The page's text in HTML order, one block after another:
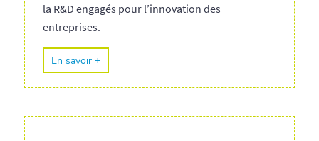
la R&D engagés pour l’innovation des
entreprises.
En savoir +